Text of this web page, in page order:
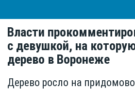
Власти
с девушкой, на
дерево в Воронеже
Дерево росло на